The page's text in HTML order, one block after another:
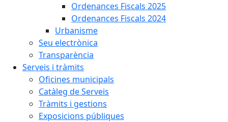
Ordenances Fiscals 2025
Ordenances Fiscals 2024
Urbanisme
Seu electrònica
Transparència
Serveis i tràmits
Oficines municipals
Catàleg de Serveis
Tràmits i gestions
Exposicions públiques